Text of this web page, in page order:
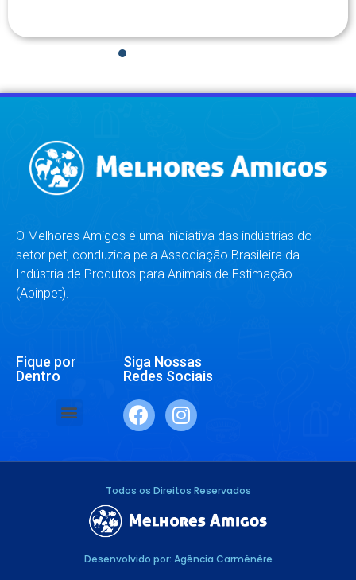
O Melhores Amigos é uma iniciativa das indústrias do
setor pet, conduzida pela Associação Brasileira da
Indústria de Produtos para Animais de Estimação
(Abinpet).
Fique por
Dentro
Siga Nossas
Redes Sociais
Todos os Direitos Reservados
Desenvolvido por: Agência Carménère